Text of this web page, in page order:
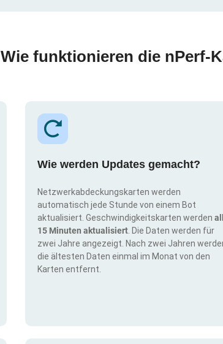
Wie funktionieren die nPerf-
Wie werden Updates gemacht?
Netzwerkabdeckungskarten werden
automatisch jede Stunde von einem Bot
aktualisiert. Geschwindigkeitskarten werden
15 Minuten aktualisiert . Die Daten werden für
zwei Jahre angezeigt. Nach zwei Jahren
die ältesten Daten einmal im Monat von den
Karten entfernt.